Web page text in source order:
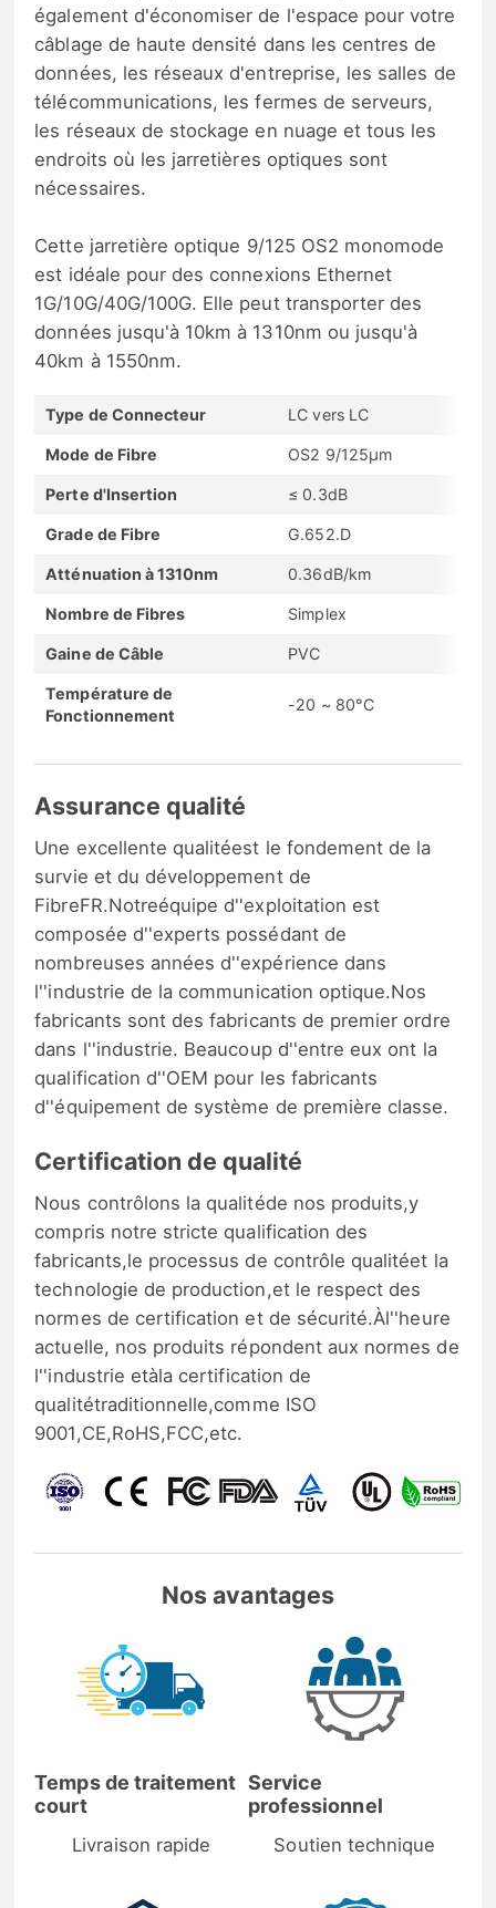
également d'économiser de l'espace pour votre
câblage de haute densité dans les centres de
données, les réseaux d'entreprise, les salles de
télécommunications, les fermes de serveurs,
les réseaux de stockage en nuage et tous les
endroits où les jarretières optiques sont
nécessaires.
Cette jarretière optique 9/125 OS2 monomode
est idéale pour des connexions Ethernet
1G/10G/40G/100G. Elle peut transporter des
données jusqu'à 10km à 1310nm ou jusqu'à
40km à 1550nm.
Type de Connecteur LC vers LC
Mode de Fibre OS2 9/125μm
Perte d'Insertion ≤ 0.3dB
Grade de Fibre G.652.D
Atténuation à 1310nm 0.36dB/km
Nombre de Fibres Simplex
Gaine de Câble PVC
Température de
Fonctionnement
-20 ~ 80°C
Assurance qualité
Une excellente qualitéest le fondement de la
survie et du développement de
FibreFR.Notreéquipe d''exploitation est
composée d''experts possédant de
nombreuses années d''expérience dans
l''industrie de la communication optique.Nos
fabricants sont des fabricants de premier ordre
dans l''industrie. Beaucoup d''entre eux ont la
qualification d''OEM pour les fabricants
d''équipement de système de première classe.
Certification de qualité
Nous contrôlons la qualitéde nos produits,y
compris notre stricte qualification des
fabricants,le processus de contrôle qualitéet la
technologie de production,et le respect des
normes de certification et de sécurité.Àl''heure
actuelle, nos produits répondent aux normes de
l''industrie etàla certification de
qualitétraditionnelle,comme ISO
9001,CE,RoHS,FCC,etc.
Nos avantages
Temps de traitement
court
Livraison rapide
Service
professionnel
Soutien technique